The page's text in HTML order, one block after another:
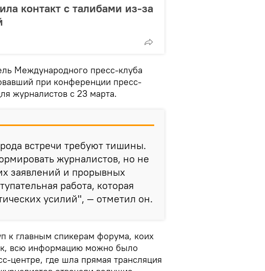
контакт с талибами из-за
Международного пресс-клуба
при конференции пресс-
журналистов с 23 марта.
встречи требуют тишины.
журналистов, но не
заявлений и прорывных
работа, которая
усилий", — отметил он.
к главным спикерам форума, коих
всю информацию можно было
центре, где шла прямая трансляция